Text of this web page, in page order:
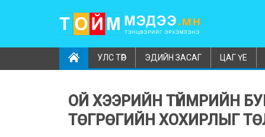
УЛС ТӨР ЭДИЙН ЗАСАГ ЦАГ ҮЕ
ОЙ ХЭЭРИЙН ТҮЙМРИЙН
ТӨГРӨГИЙН ХОХИРЛЫГ